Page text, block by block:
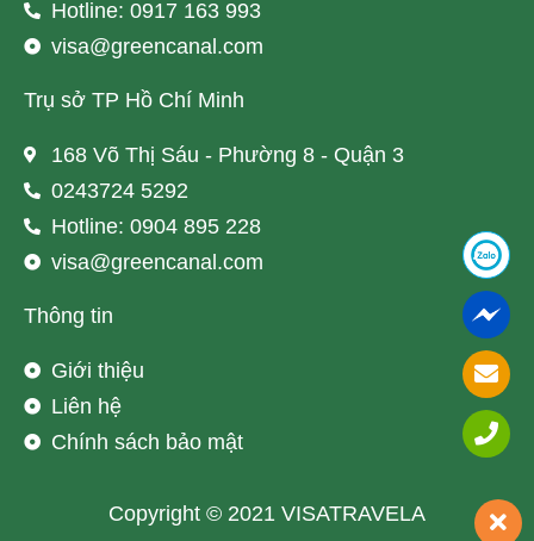
Hotline: 0917 163 993
visa@greencanal.com
Trụ sở TP Hồ Chí Minh
168 Võ Thị Sáu - Phường 8 - Quận 3
0243724 5292
Hotline: 0904 895 228
visa@greencanal.com
Thông tin
Giới thiệu
Liên hệ
Chính sách bảo mật
Copyright © 2021 VISATRAVELA